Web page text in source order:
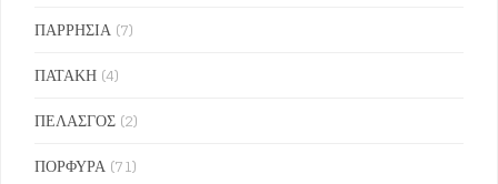
ΠΑΡΡΗΣΙΑ (7)
ΠΑΤΑΚΗ (4)
ΠΕΛΑΣΓΟΣ (2)
ΠΟΡΦΥΡΑ (71)